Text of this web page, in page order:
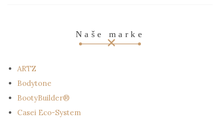
Naše marke
ARTZ
Bodytone
BootyBuilder®
Casei Eco-System